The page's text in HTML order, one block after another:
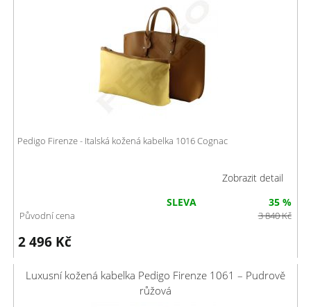
Pedigo Firenze - Italská kožená kabelka 1016 Cognac
Zobrazit detail
2 496 Kč
SLEVA 35 %
Původní cena 3 840Kč
Luxusní kožená kabelka Pedigo Firenze 1061 – Pudrově
růžová